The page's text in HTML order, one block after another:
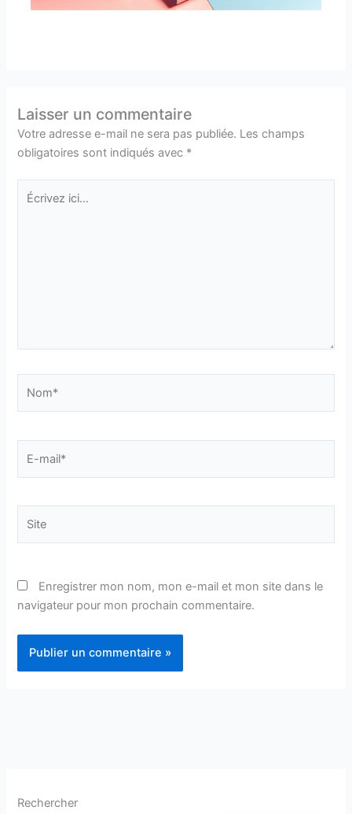
Laisser un commentaire
Votre adresse e-mail ne sera pas publiée. Les champs
obligatoires sont indiqués avec *
Écrivez
ici…
mail*
Enregistrer mon nom, mon e-mail et mon site dans le
navigateur pour mon prochain commentaire.
Rechercher